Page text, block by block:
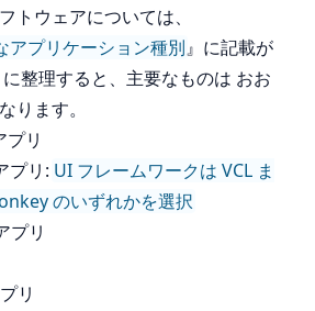
トウェアについては、
プリケーション種別』に記載が
整理すると、主要なものは おお
ります。
プリ
プリ: UI フレームワークは VCL ま
のいずれかを選択
プリ
リ